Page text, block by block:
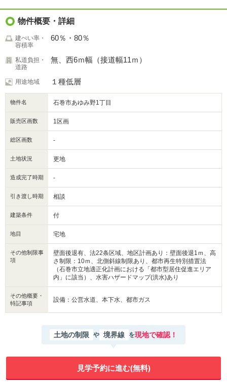
物件概要・詳細
建ぺい率・
容積率
60％・80％
私道負担・
道路
無、西6ｍ幅（接道幅11ｍ）
用途地域 １種低層
物件名 石巻市あゆみ野1丁目
販売区画数 1区画
総区画数 -
土地状況 更地
造成完了時期 -
引き渡し時期 相談
建築条件 付
地目 宅地
その他制限事
項
壁面後退有、法22条区域、地区計画あり：壁面後退1ｍ、高
さ制限：10ｍ、北側斜線制限あり、都市再生特別措置法
（石巻市立地適正化計画における「都市型居住促進エリア
内」に該当）、水害ハザードマップ(洪水)あり
その他概要・
特記事項
設備：公営水道、本下水、都市ガス
土地の制限 や 境界線 を現地で確認！
見学予約に進む(無料)